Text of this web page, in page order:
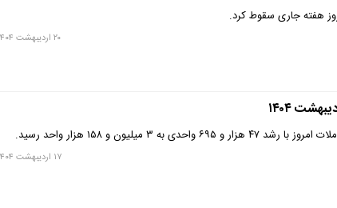
هفته جاری سقوط کرد.
۲۰ اردیبهشت ۱۴۰۴
به ۳ میلیون و ۱۵۸ هزار واحد رسید.
۱۷ اردیبهشت ۱۴۰۴